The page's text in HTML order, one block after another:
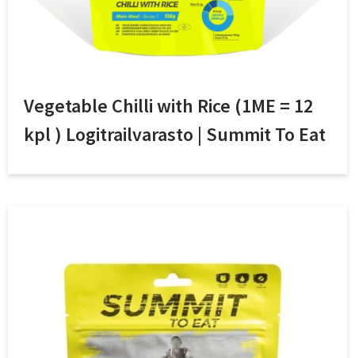
Vegetable Chilli with Rice (1ME = 12
kpl ) Logitrailvarasto | Summit To Eat